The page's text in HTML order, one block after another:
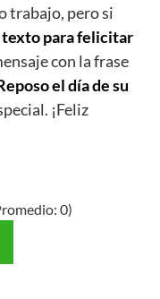
trabajo, pero si
texto para felicitar
con la frase
el día de su
¡Feliz
0)